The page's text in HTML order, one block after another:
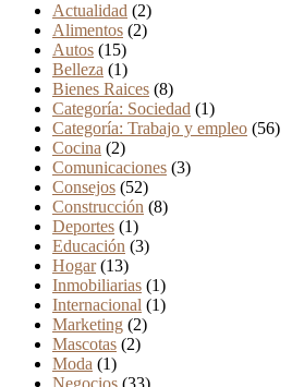
Actualidad (2)
Alimentos (2)
Autos (15)
Belleza (1)
Bienes Raices (8)
Categoría: Sociedad (1)
Categoría: Trabajo y empleo (56)
Cocina (2)
Comunicaciones (3)
Consejos (52)
Construcción (8)
Deportes (1)
Educación (3)
Hogar(13)
Inmobiliarias (1)
Internacional (1)
Marketing (2)
Mascotas (2)
Moda (1)